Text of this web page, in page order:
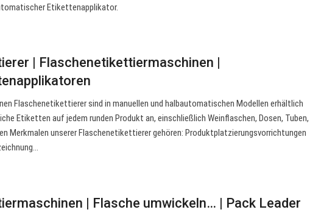
Etikettenapplikator.
| Flaschenetikettiermaschinen |
Flaschenetikettierer sind in manuellen und halbautomatischen Modellen erhältlich
Etiketten auf jedem runden Produkt an, einschließlich Weinflaschen, Dosen, Tuben,
Merkmalen unserer Flaschenetikettierer gehören: Produktplatzierungsvorrichtungen
| Flasche umwickeln… | Pack Leader